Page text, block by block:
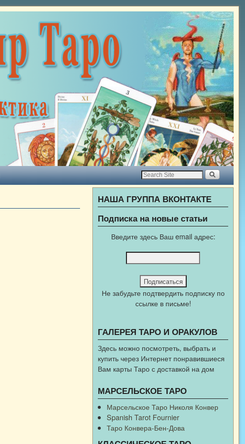
НАША ГРУППА ВКОНТАКТЕ
Подписка на новые статьи
Введите здесь Ваш email адрес:
Не забудьте подтвердить подписку по
ссылке в письме!
ГАЛЕРЕЯ ТАРО И ОРАКУЛОВ
Здесь можно посмотреть, выбрать и
купить через Интернет понравившиеся
Вам карты Таро с доставкой на дом
МАРСЕЛЬСКОЕ ТАРО
Марсельское Таро Николя Конвер
Spanish Tarot Fournier
Таро Конвера-Бен-Дова